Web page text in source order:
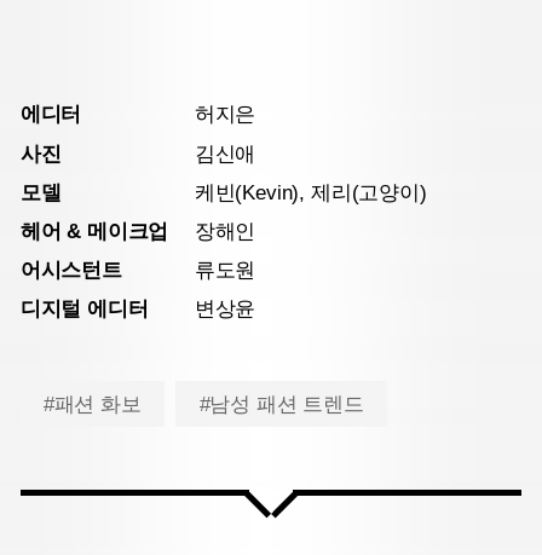
에디터
허지은
사진
김신애
모델
케빈(Kevin), 제리(고양이)
헤어 & 메이크업
장해인
어시스턴트
류도원
디지털 에디터
변상윤
#패션 화보 #남성 패션 트렌드